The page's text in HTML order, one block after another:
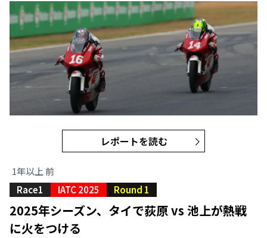
レポートを読む
1年以上 前
Race1
IATC 2025 Round 1
2025年シーズン、タイで荻原 vs 池上が熱戦
に火をつける